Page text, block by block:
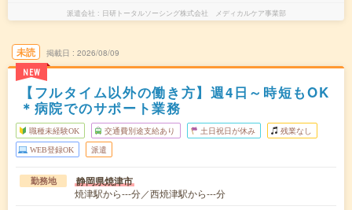
派遣会社 日研トータルソーシング株式会社 メディカルケア事業部
未読
NEW
掲載日 2026/08/09
【フルタイム以外の働き方】週4日～時短もOK
＊病院でのサポート業務
職種未経験OK 交通費別途支給あり 土日祝日が休み 残業なし
WEB登録OK 派遣
勤務地 静岡県焼津市
焼津駅から---分／西焼津駅から---分